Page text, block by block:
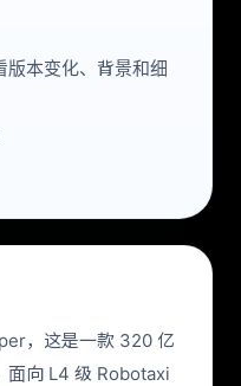
版本变化、背景和细
，这是一款 320 亿
面向 L4 级 Robotaxi